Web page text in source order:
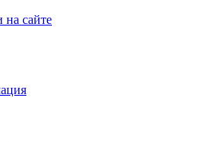
на сайте